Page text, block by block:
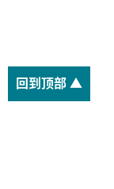
回到顶部 ▲